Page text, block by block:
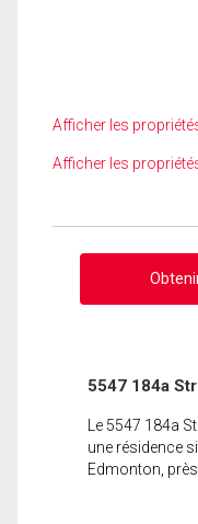
Afficher les
Afficher les
5547 184a
Le 5547 184a
une résidence
Edmonton,